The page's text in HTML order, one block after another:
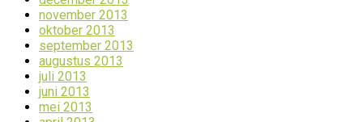
november 2013
oktober 2013
september 2013
augustus 2013
juli 2013
juni 2013
mei 2013